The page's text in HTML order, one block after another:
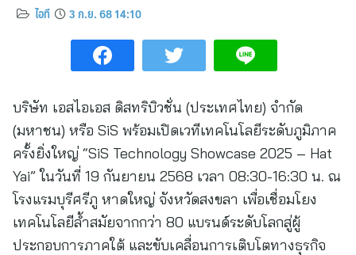
ไอที 3 ก.ย. 68 14:10
บริษัท เอสไอเอส ดิสทริบิวชั่น (ประเทศไทย) จำกัด
(มหาชน) หรือ SiS พร้อมเปิดเวทีเทคโนโลยีระดับภูมิภาค
ครั้งยิ่งใหญ่ “SiS Technology Showcase 2025 – Hat
Yai” ในวันที่ 19 กันยายน 2568 เวลา 08:30-16:30 น. ณ
โรงแรมบุรีศรีภู หาดใหญ่ จังหวัดสงขลา เพื่อเชื่อมโยง
เทคโนโลยีล้ำสมัยจากกว่า 80 แบรนด์ระดับโลกสู่ผู้
ประกอบการภาคใต้ และขับเคลื่อนการเติบโตทางธุรกิจ